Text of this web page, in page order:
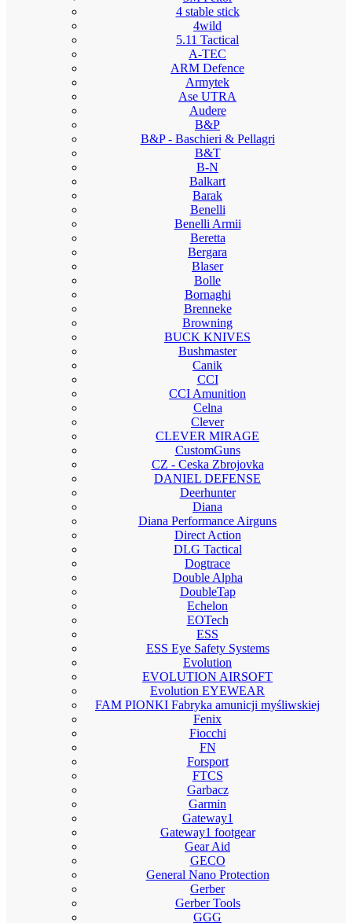
4 stable stick
4wild
5.11 Tactical
A-TEC
ARM Defence
Armytek
Ase UTRA
Audere
B&P
B&P - Baschieri & Pellagri
B&T
B-N
Balkart
Barak
Benelli
Benelli Armii
Beretta
Bergara
Blaser
Bolle
Bornaghi
Brenneke
Browning
BUCK KNIVES
Bushmaster
Canik
CCI
CCI Amunition
Celna
Clever
CLEVER MIRAGE
CustomGuns
CZ - Ceska Zbrojovka
DANIEL DEFENSE
Deerhunter
Diana
Diana Performance Airguns
Direct Action
DLG Tactical
Dogtrace
Double Alpha
DoubleTap
Echelon
EOTech
ESS
ESS Eye Safety Systems
Evolution
EVOLUTION AIRSOFT
Evolution EYEWEAR
FAM PIONKI Fabryka amunicji myśliwskiej
Fenix
Fiocchi
FN
Forsport
FTCS
Garbacz
Garmin
Gateway1
Gateway1 footgear
Gear Aid
GECO
General Nano Protection
Gerber
Gerber Tools
GGG